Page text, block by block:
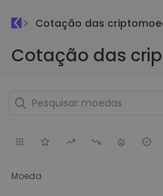
Cotação das
Cotação das
Moeda